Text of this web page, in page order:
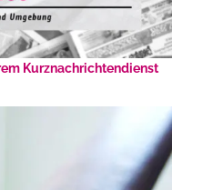
Kurznachrichtendienst